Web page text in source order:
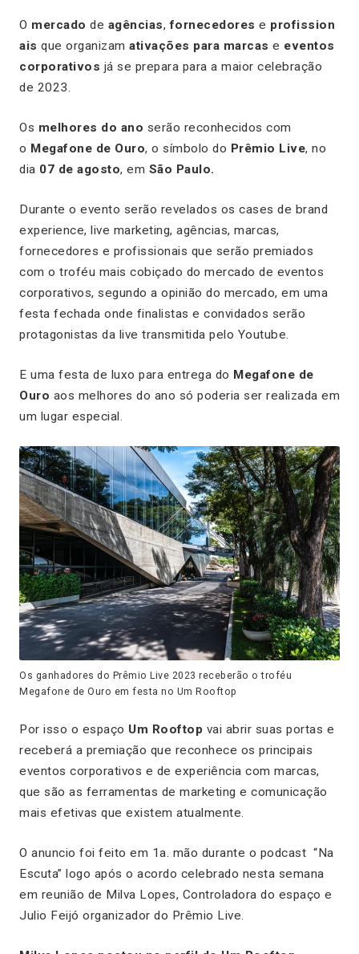
O mercado de agências,fornecedores e profission
ais que organizam ativações para marcas e eventos
corporativos já se prepara para a maior celebração
de 2023.
Os melhores do ano serão reconhecidos com
o Megafone de Ouro, o símbolo do Prêmio Live, no
dia 07 de agosto, em São Paulo.
Durante o evento serão revelados os cases de brand
experience, live marketing, agências, marcas,
fornecedores e profissionais que serão premiados
com o troféu mais cobiçado do mercado de eventos
corporativos, segundo a opinião do mercado, em uma
festa fechada onde finalistas e convidados serão
protagonistas da live transmitida pelo Youtube.
E uma festa de luxo para entrega do Megafone de
Ouro aos melhores do ano só poderia ser realizada em
um lugar especial.
Os ganhadores do Prêmio Live 2023 receberão o troféu
Megafone de Ouro em festa no Um Rooftop
Por isso o espaço Um Rooftop vai abrir suas portas e
receberá a premiação que reconhece os principais
eventos corporativos e de experiência com marcas,
que são as ferramentas de marketing e comunicação
mais efetivas que existem atualmente.
O anuncio foi feito em 1a. mão durante o podcast “Na
Escuta” logo após o acordo celebrado nesta semana
em reunião de Milva Lopes, Controladora do espaço e
Julio Feijó organizador do Prêmio Live.